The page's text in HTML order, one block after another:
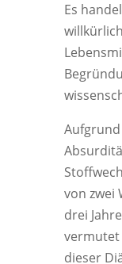
Es
von zwei
drei
vermutet
dieser